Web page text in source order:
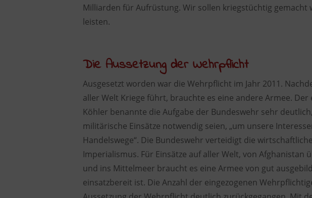
Milliarden für Aufrüstung. Wir sollen kriegstüchtig
leisten.
Die Aussetzung der Wehrpflicht
Ausgesetzt worden war die Wehrpflicht im Jahr 2011.
aller Welt Kriege führt, brauchte es eine andere Armee.
Köhler benannte die Aufgabe der Bundeswehr sehr
militärische Einsätze notwendig seien, „um unsere
Handelswege“. Die Bundeswehr verteidigt die
Imperialismus. Für Einsätze auf aller Welt, von Afghanistan
und ins Mittelmeer braucht es eine Armee von gut
einsatzbereit ist. Die Anzahl der eingezogenen